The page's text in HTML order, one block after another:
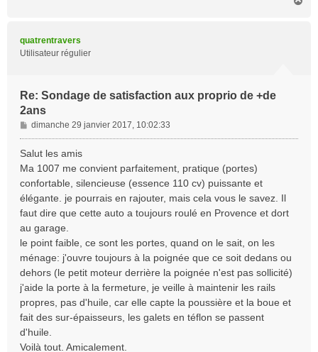
quatrentravers
Utilisateur régulier
Re: Sondage de satisfaction aux proprio de +de
2ans
M
e
s
g
e
dimanche 29 janvier 2017, 10:02:33
Salut les amis
Ma 1007 me convient parfaitement, pratique (portes)
confortable, silencieuse (essence 110 cv) puissante et
élégante. je pourrais en rajouter, mais cela vous le savez. Il
faut dire que cette auto a toujours roulé en Provence et dort
au garage.
le point faible, ce sont les portes, quand on le sait, on les
ménage: j'ouvre toujours à la poignée que ce soit dedans ou
dehors (le petit moteur derrière la poignée n'est pas sollicité)
j'aide la porte à la fermeture, je veille à maintenir les rails
propres, pas d'huile, car elle capte la poussière et la boue et
fait des sur-épaisseurs, les galets en téflon se passent
d'huile.
Voilà tout. Amicalement.